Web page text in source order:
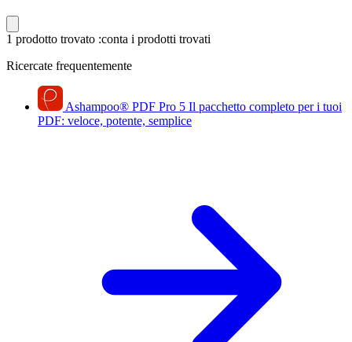
1 prodotto trovato :conta i prodotti trovati
Ricercate frequentemente
Ashampoo® PDF Pro 5 Il pacchetto completo per i tuoi
PDF: veloce, potente, semplice